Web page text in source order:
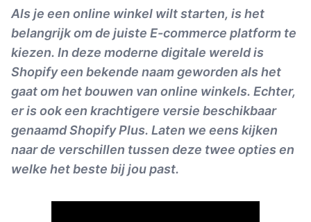
Als je een online winkel wilt starten, is het
belangrijk om de juiste E-commerce platform te
kiezen. In deze moderne digitale wereld is
Shopify een bekende naam geworden als het
gaat om het bouwen van online winkels. Echter,
er is ook een krachtigere versie beschikbaar
genaamd Shopify Plus. Laten we eens kijken
naar de verschillen tussen deze twee opties en
welke het beste bij jou past.